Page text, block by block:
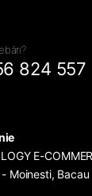
824 557
E-
Moinesti, Bacau